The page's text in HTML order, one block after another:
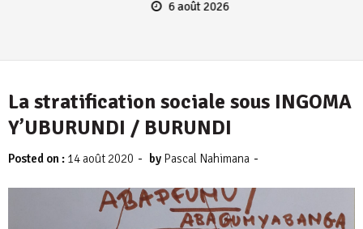
6 août 2026
La stratification sociale sous INGOMA
Y’UBURUNDI / BURUNDI
Posted on : 14 août 2020 - by Pascal Nahimana -